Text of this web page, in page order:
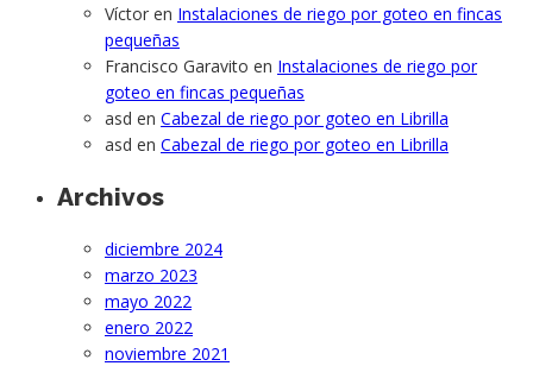
Víctor en Instalaciones de riego por goteo en fincas
pequeñas
Francisco Garavito en Instalaciones de riego por
goteo en fincas pequeñas
asd en Cabezal de riego por goteo en Librilla
asd en Cabezal de riego por goteo en Librilla
Archivos
diciembre 2024
marzo 2023
mayo 2022
enero 2022
noviembre 2021